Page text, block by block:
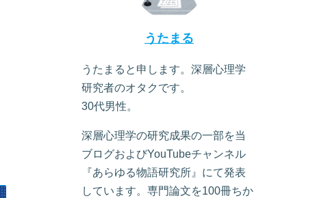
うたまる
うたまると申します。深層心理学
研究者のオタクです。
30代男性。
深層心理学の研究成果の一部を当
ブログおよびYouTubeチャンネル
『あらゆる物語研究所』にて発表
しています。専門論文を100冊ちか